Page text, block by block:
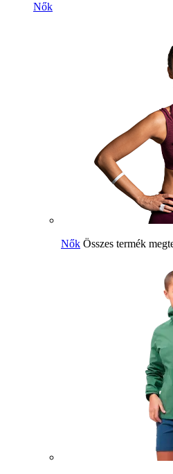
Nők
Nők Összes termék